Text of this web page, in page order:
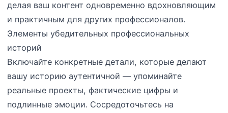
делая ваш контент одновременно вдохновляющим
и практичным для других профессионалов.
Элементы убедительных профессиональных
историй
Включайте конкретные детали, которые делают
вашу историю аутентичной — упоминайте
реальные проекты, фактические цифры и
подлинные эмоции. Сосредоточьтесь на